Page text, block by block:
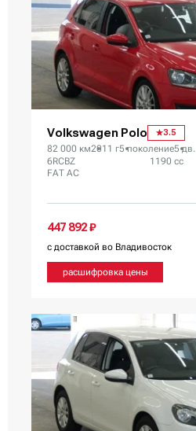
Volkswagen Polo 3.5
82 000 км2011 г5 поколение5 дв.
6RCBZ
FAT AC
1190 сс
447 892 ₽
с доставкой во Владивосток
расшифровка цены